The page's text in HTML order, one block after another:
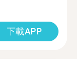
下載APP